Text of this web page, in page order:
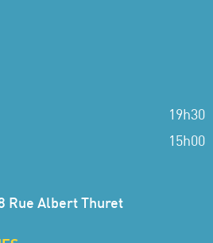
19h30
15h00
Rue Albert Thuret